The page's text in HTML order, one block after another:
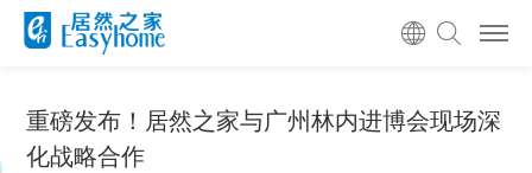
重磅发布！居然之家与广州林内进博会现场深
化战略合作